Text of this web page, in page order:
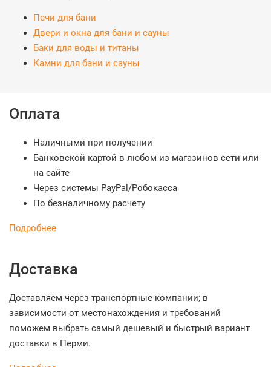
Печи для бани
Двери и окна для бани и сауны
Баки для воды и титаны
Камни для бани и сауны
Оплата
Наличными при получении
Банковской картой в любом из магазинов сети или
на сайте
Через системы PayPal/Робокасса
По безналичному расчету
Подробнее
Доставка
Доставляем через транспортные компании; в
зависимости от местонахождения и требований
поможем выбрать самый дешевый и быстрый вариант
доставки в Перми.